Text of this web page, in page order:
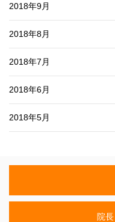
2018年9月
2018年8月
2018年7月
2018年6月
2018年5月
院